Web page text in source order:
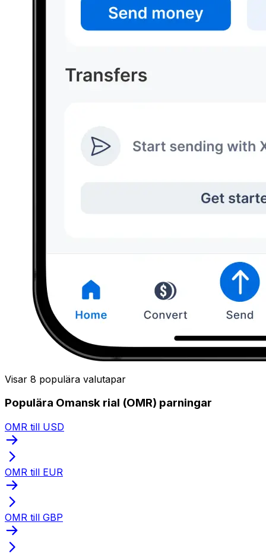
Visar 8 populära valutapar
Populära Omansk rial (OMR) parningar
OMR till USD
OMR till EUR
OMR till GBP